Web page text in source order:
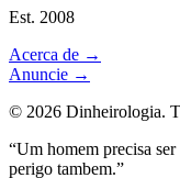
Est. 2008
Acerca de →
Anuncie →
© 2026 Dinheirologia.
“Um homem precisa
perigo tambem.”